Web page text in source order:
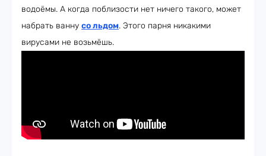
водоёмы. А когда поблизости нет ничего такого, может
набрать ванну со льдом. Этого парня никакими
вирусами не возьмёшь.